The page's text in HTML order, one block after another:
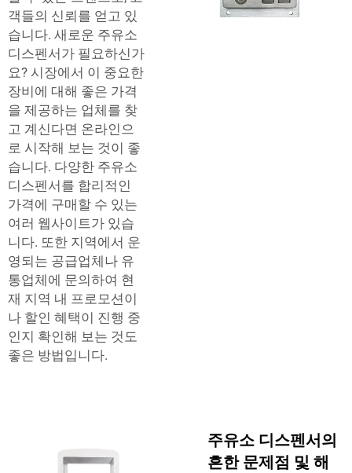
객들의 신뢰를 얻고 있
습니다. 새로운 주유소
디스펜서가 필요하신가
요? 시장에서 이 중요한
장비에 대해 좋은 가격
을 제공하는 업체를 찾
고 계신다면 온라인으
로 시작해 보는 것이 좋
습니다. 다양한 주유소
디스펜서를 합리적인
가격에 구매할 수 있는
여러 웹사이트가 있습
니다. 또한 지역에서 운
영되는 공급업체나 유
통업체에 문의하여 현
재 지역 내 프로모션이
나 할인 혜택이 진행 중
인지 확인해 보는 것도
좋은 방법입니다.
주유소 디스펜서의
흔한 문제점 및 해